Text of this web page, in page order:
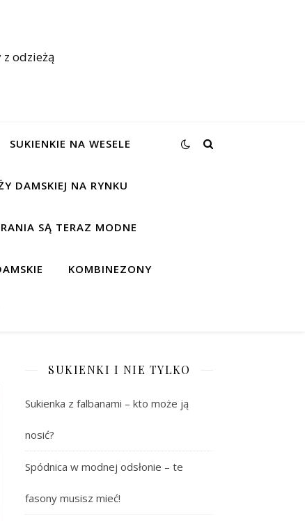
odzieżą
SUKIENKIE NA WESELE
DAMSKIEJ NA RYNKU
SĄ TERAZ MODNE
KOMBINEZONY
SUKIENKI I NIE TYLKO
Sukienka z falbanami – kto może ją
nosić?
Spódnica w modnej odsłonie – te
fasony musisz mieć!